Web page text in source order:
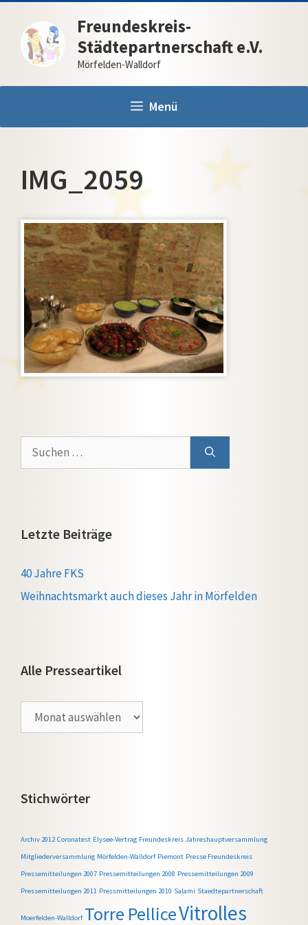
Inhalt
springen
Freundeskreis-
Städtepartnerschaft e.V.
Mörfelden-Walldorf
Menü
IMG_2059
Suchen
nach:
Letzte Beiträge
40 Jahre FKS
Weihnachtsmarkt auch dieses Jahr in Mörfelden
Alle Presseartikel
Presseartikel
Stichwörter
Archiv 2012 Coronatest Elysee-Vertrag Freundeskreis Jahreshauptversammlung
Mitgliederversammlung Mörfelden-Walldorf Piemont Presse Freundeskreis
Pressemitteilungen 2007 Pressemitteilungen 2008 Pressemitteilungen 2009
Pressemitteilungen 2011 Pressmitteilungen 2010 Salami Staedtepartnerschaft
Moerfelden-Walldorf Torre PelliceVitrolles